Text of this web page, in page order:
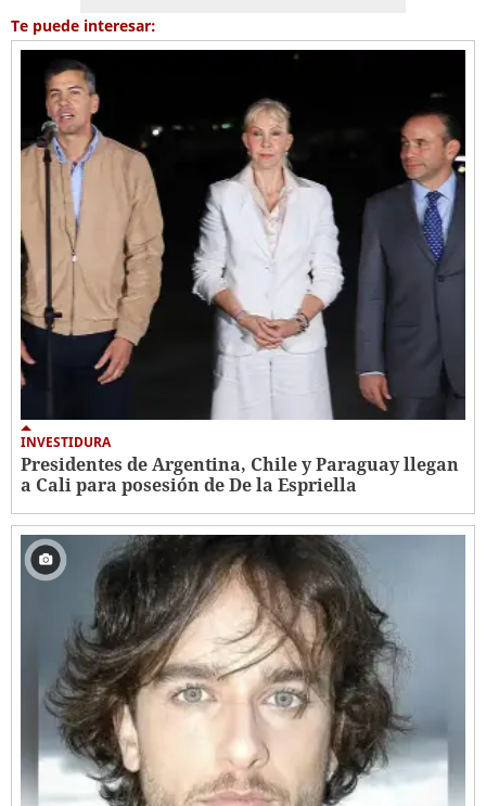
Te puede interesar:
INVESTIDURA
Presidentes de Argentina, Chile y Paraguay llegan
a Cali para posesión de De la Espriella